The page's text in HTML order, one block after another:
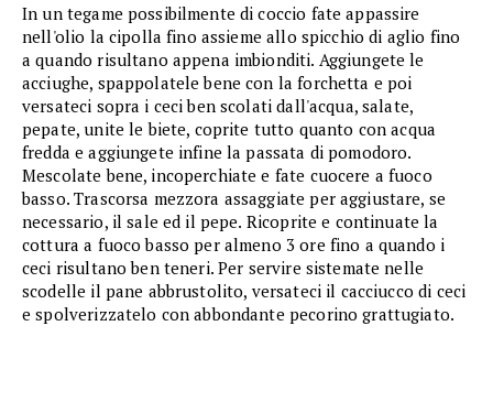
In un tegame possibilmente di coccio fate appassire
nell'olio la cipolla fino assieme allo spicchio di aglio fino
a quando risultano appena imbionditi. Aggiungete le
acciughe, spappolatele bene con la forchetta e poi
versateci sopra i ceci ben scolati dall'acqua, salate,
pepate, unite le biete, coprite tutto quanto con acqua
fredda e aggiungete infine la passata di pomodoro.
Mescolate bene, incoperchiate e fate cuocere a fuoco
basso. Trascorsa mezzora assaggiate per aggiustare, se
necessario, il sale ed il pepe. Ricoprite e continuate la
cottura a fuoco basso per almeno 3 ore fino a quando i
ceci risultano ben teneri. Per servire sistemate nelle
scodelle il pane abbrustolito, versateci il cacciucco di ceci
e spolverizzatelo con abbondante pecorino grattugiato.